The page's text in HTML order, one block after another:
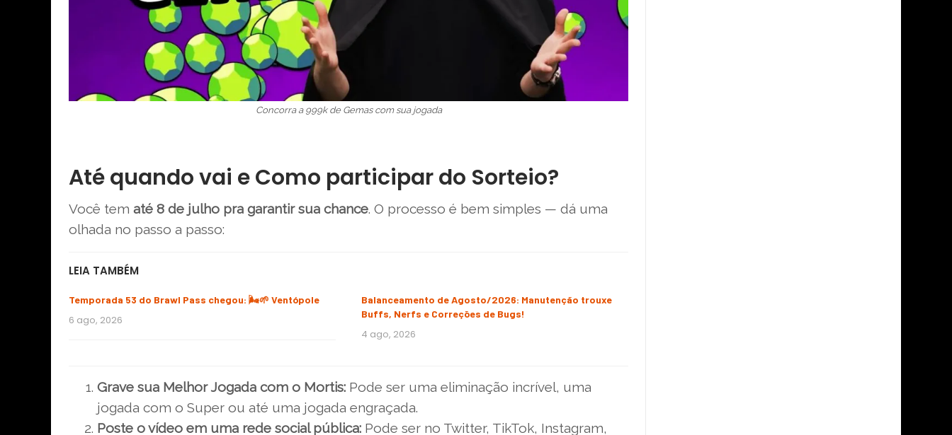
Concorra a 999k de Gemas com sua jogada
Até quando vai e Como participar do Sorteio?
Você tem até 8 de julho pra garantir sua chance. O processo é bem simples — dá uma
olhada no passo a passo:
LEIA TAMBÉM
Temporada 53 do Brawl Pass chegou: 🌬️🌱 Ventópole
6 ago, 2026
Balanceamento de Agosto/2026: Manutenção trouxe
Buffs, Nerfs e Correções de Bugs!
4 ago, 2026
Grave sua Melhor Jogada com o Mortis: Pode ser uma eliminação incrível, uma
jogada com o Super ou até uma jogada engraçada.
Poste o vídeo em uma rede social pública: Pode ser no Twitter, TikTok, Instagram,